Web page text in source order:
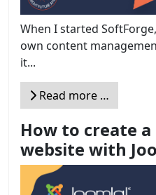
When I started
own content
it...
Read more …
How to create
website with